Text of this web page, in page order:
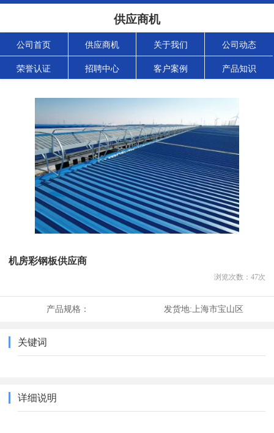
供应商机
公司首页 供应商机 关于我们 公司动态
荣誉认证 招聘中心 客户案例 产品知识
机房彩钢板供应商
浏览次数： 47次
产品规格： 发货地: 上海市宝山区
关键词
详细说明